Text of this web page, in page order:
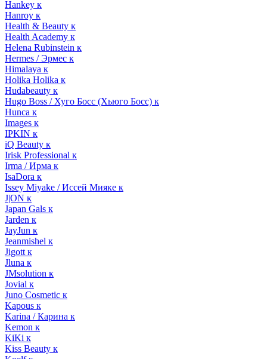
Hankey к
Hanroy к
Health & Beauty к
Health Academy к
Helena Rubinstein к
Hermes / Эрмес к
Himalaya к
Holika Holika к
Hudabeauty к
Hugo Boss / Хуго Босс (Хьюго Босс) к
Hunca к
Images к
IPKIN к
iQ Beauty к
Irisk Professional к
Irma / Ирма к
IsaDora к
Issey Miyake / Иссей Мияке к
J|ON к
Japan Gals к
Jarden к
JayJun к
Jeanmishel к
Jigott к
Jluna к
JMsolution к
Jovial к
Juno Cosmetic к
Kapous к
Karina / Карина к
Kemon к
KiKi к
Kiss Beauty к